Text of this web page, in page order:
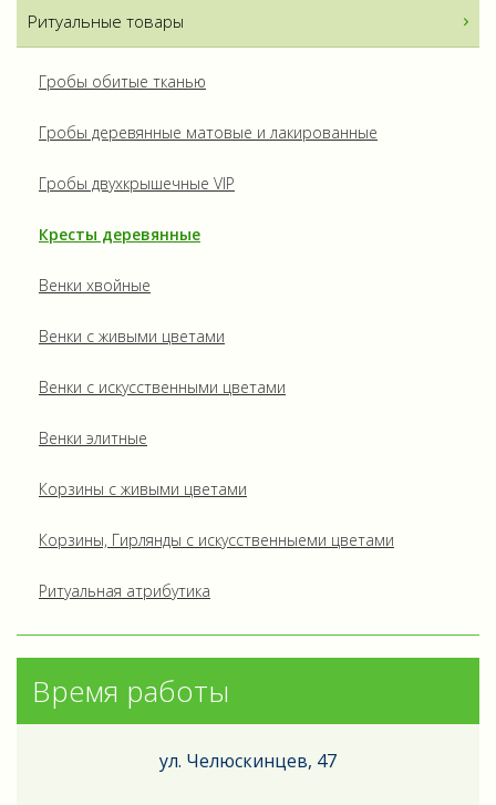
Ритуальные товары
Гробы обитые тканью
Гробы деревянные матовые и лакированные
Гробы двухкрышечные VIP
Кресты деревянные
Венки хвойные
Венки с живыми цветами
Венки с искусственными цветами
Венки элитные
Корзины с живыми цветами
Корзины, Гирлянды с искусственныеми цветами
Ритуальная атрибутика
Время работы
ул. Челюскинцев, 47